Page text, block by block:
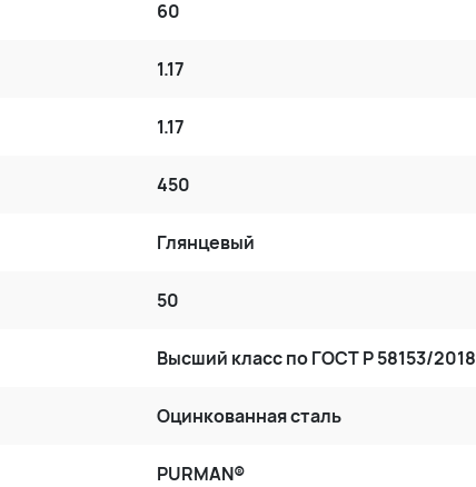
60
1.17
1.17
450
Глянцевый
50
Высший класс по ГОСТ P 58153/2018
Оцинкованная сталь
PURMAN®